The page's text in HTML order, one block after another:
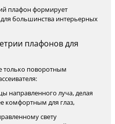
плафон формирует
большинства интерьерных
плафонов для
только поворотным
направленного луча, делая
комфортным для глаз,
свету